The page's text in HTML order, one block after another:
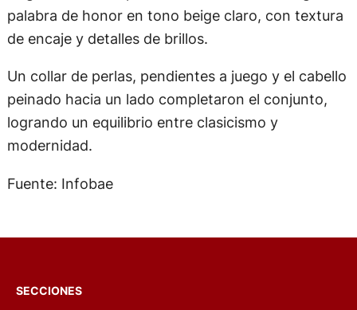
palabra de honor en tono beige claro, con textura
de encaje y detalles de brillos.
Un collar de perlas, pendientes a juego y el cabello
peinado hacia un lado completaron el conjunto,
logrando un equilibrio entre clasicismo y
modernidad.
Fuente: Infobae
SECCIONES